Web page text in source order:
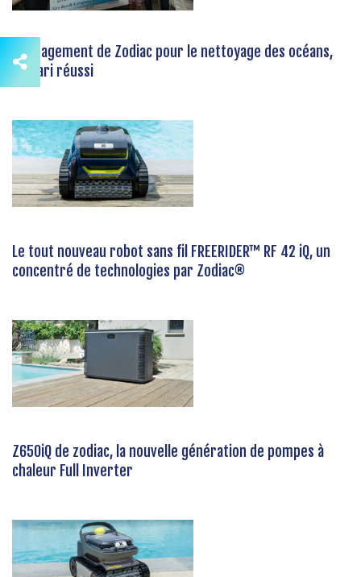
L'engagement de Zodiac pour le nettoyage des océans,
un pari réussi
Le tout nouveau robot sans fil FREERIDER™ RF 42 iQ, un
concentré de technologies par Zodiac®
Z650iQ de zodiac, la nouvelle génération de pompes à
chaleur Full Inverter